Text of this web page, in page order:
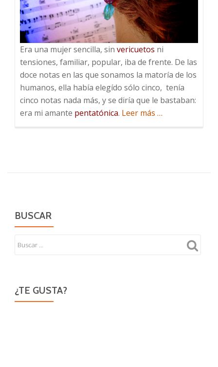
Era una mujer sencilla, sin vericuetos ni
tensiones, familiar, popular, iba de frente. De las
doce notas en las que sonamos la matoría de los
humanos, ella había elegído sólo cinco, tenía
cinco notas nada más, y se diría que le bastaban:
era mi amante pentatónica. Leer más acerca
…
BUSCAR
¿TE GUSTA?